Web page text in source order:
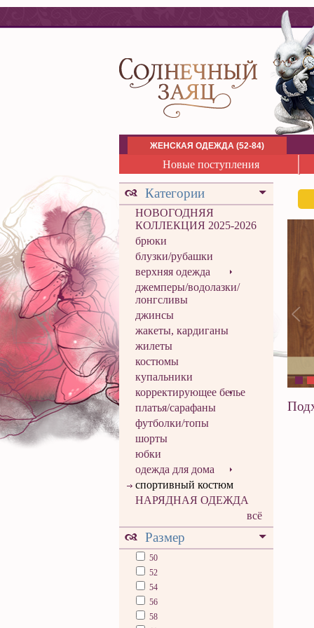
ЖЕНСКАЯ ОДЕЖДА (52-84)
Новые поступления
Категории
НОВОГОДНЯЯ
КОЛЛЕКЦИЯ 2025-2026
брюки
блузки/рубашки
верхняя одежда
джемперы/водолазки/
лонгсливы
джинсы
жакеты, кардиганы
жилеты
костюмы
купальники
корректирующее белье
платья/сарафаны
футболки/топы
шорты
юбки
одежда для дома
спортивный костюм
НАРЯДНАЯ ОДЕЖДА
всё
Размер
50
52
54
56
58